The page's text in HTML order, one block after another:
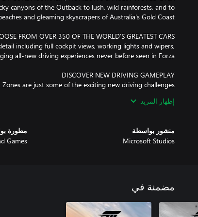
canyons of the Outback to lush, wild rainforests, and to
including full cockpit views, working lights and wipers,
are just some of the exciting new driving challenges
to help you gain fans and expand your festival, and
even when they’re not online. If they’re not winning
challenge friends to beat you at your own game. Choose
jobs and vanity license plates, add new body kits – even
إظهار المزيد
منشور بواسطة
Microsoft Studios
مطورة
Games
مضمنة في